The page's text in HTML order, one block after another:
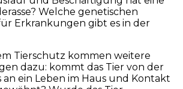
Welche genetischen
Erkrankungen gibt es in der
Tierschutz kommen weitere
dazu: kommt das Tier von der
an ein Leben im Haus und Kontakt